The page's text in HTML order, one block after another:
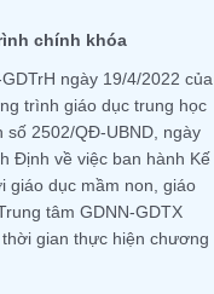
chính khóa
ngày 19/4/2022 của
trình giáo dục trung học
số 2502/QĐ-UBND, ngày
Định về việc ban hành Kế
giáo dục mầm non, giáo
tâm GDNN-GDTX
gian thực hiện chương